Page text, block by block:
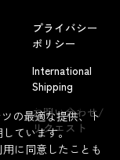
よくあるお問い合わせ
プライバシー
ポリシー
International
Shipping
お問い合わせ/
リクエスト
の最適な提供、ト
ています。
に同意したことも